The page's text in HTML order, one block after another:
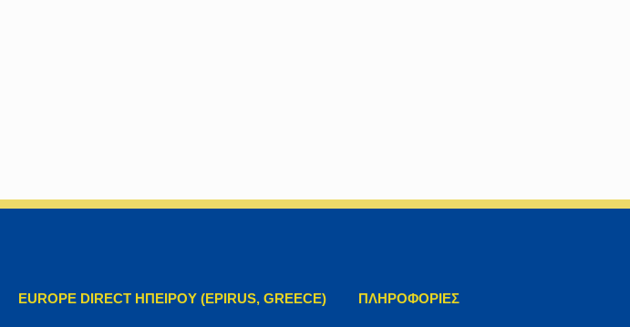
EUROPE DIRECT ΗΠΕΙΡΟΥ (EPIRUS, GREECE) ΠΛΗΡΟΦΟΡΊΕΣ